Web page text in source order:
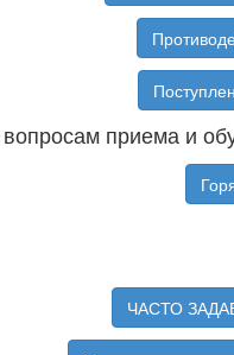
приема и
ЧАСТО